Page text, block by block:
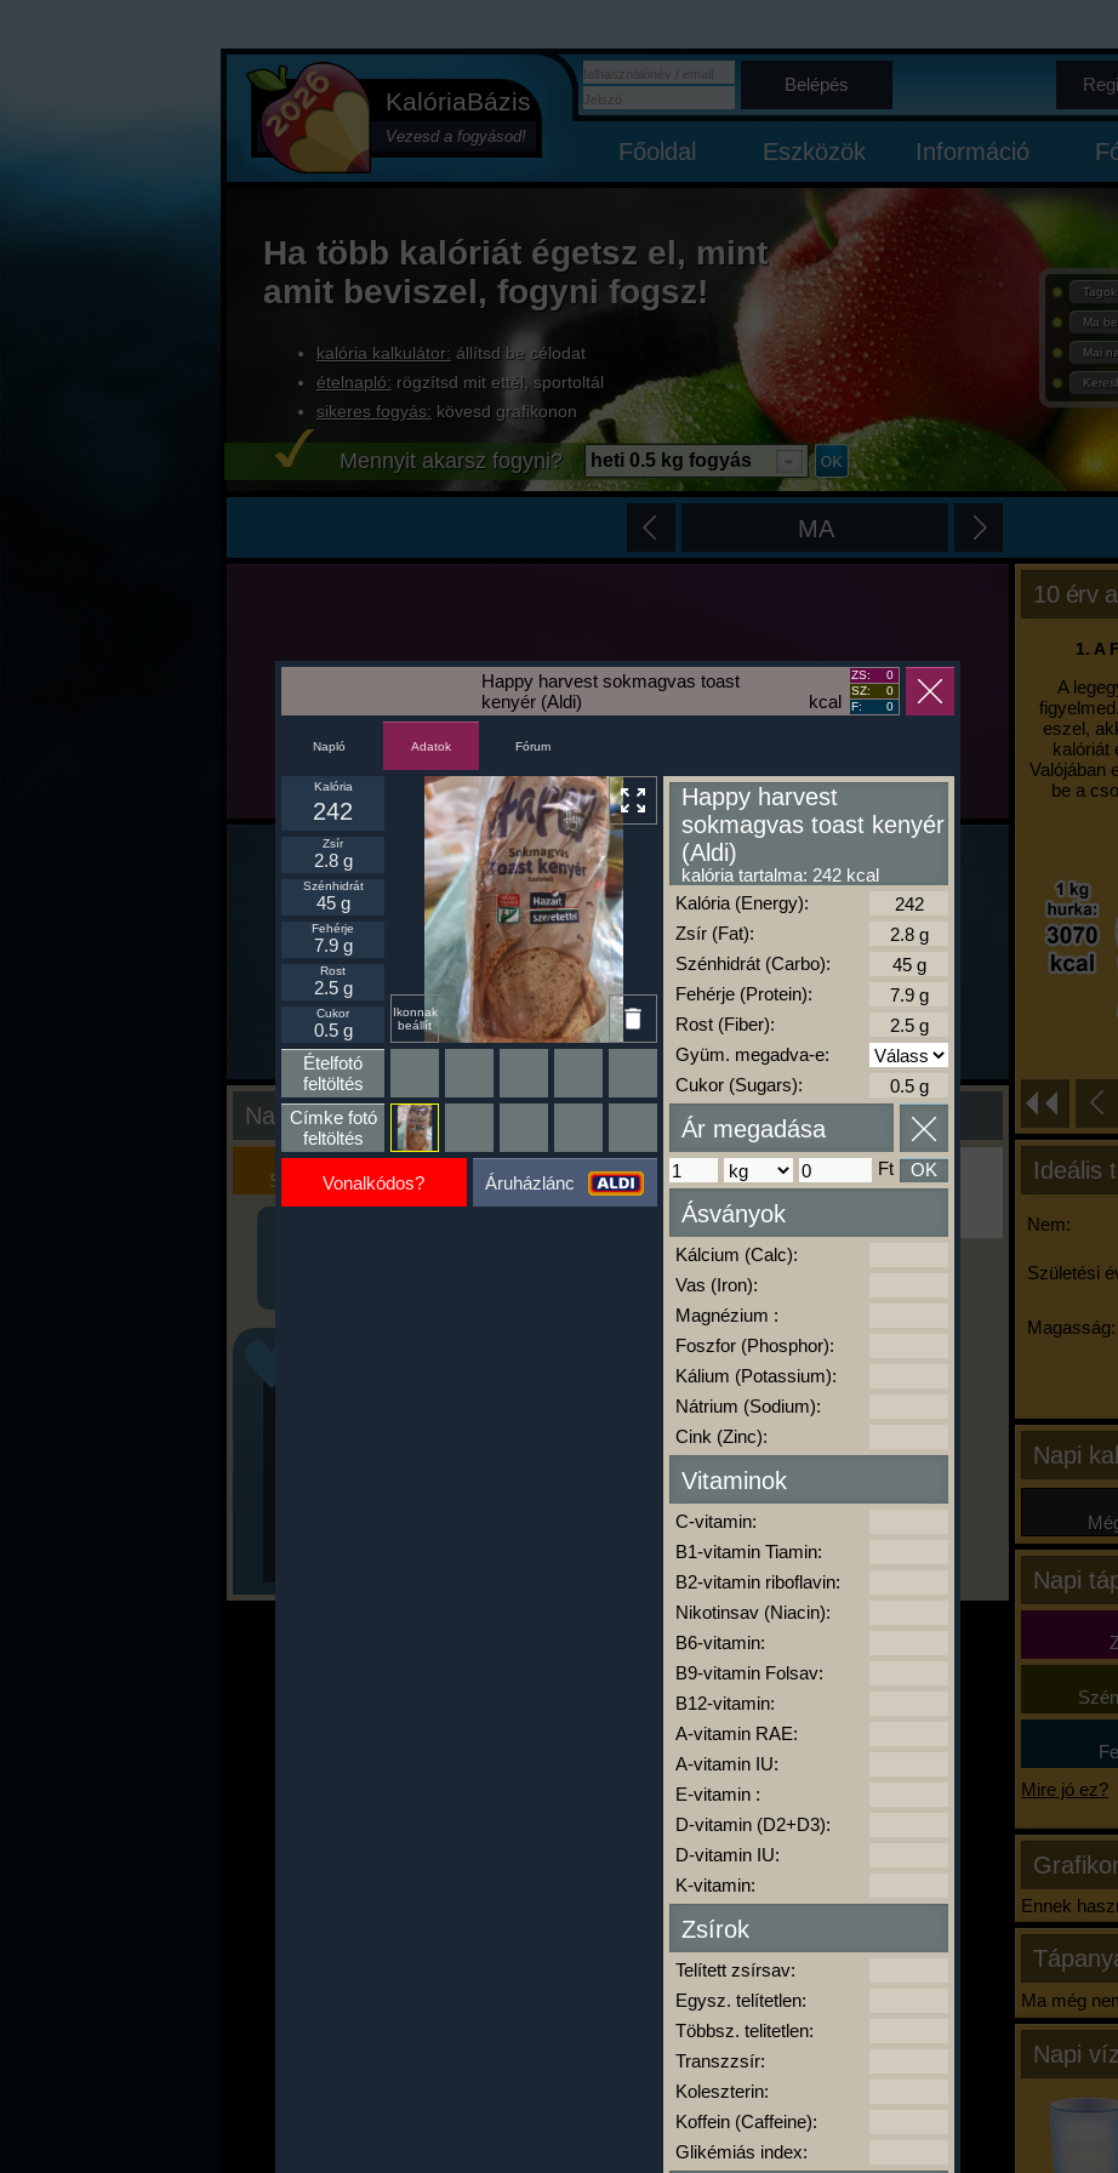
KalóriaBázis
Vezesd a fogyásod!
Belépés
Főoldal Eszközök Információ
Ha több kalóriát égetsz el, mint
amit beviszel, fogyni fogsz!
kalória kalkulátor: állítsd be célodat
ételnapló: rögzítsd mit ettél, sportoltál
sikeres fogyás: kövesd grafikonon
Ma
Mai
Mennyit akarsz fogyni? heti 0.5 kg fogyás
MA
10 érv
1. A
A
eszel,
kalóriát
Valójában
be a
Ideális
Nem:
Születési
Magasság:
Napi
Napi
Mire jó ez?
Ennek
Ma még
Napi
Nap kiértékelése
Kalória
Szimulátor
Szöveges
Értékelés
Ha ma már nem eszel/sportolsz többet,
kattints a kiértékelésre!
A Kalória Szimulátor Prémium funkció.
kalóriabázis.hu
kcal
Happy harvest sokmagvas toast
kenyér (Aldi)
ZS:
0
SZ:
0
F:
0
Napló Adatok Fórum
Ikonnak
beállít
Kalória
242
Zsír
2.8 g
Szénhidrát
45 g
Fehérje
7.9 g
Rost
2.5 g
Cukor
0.5 g
Ételfotó
feltöltés
Címke fotó
feltöltés
Vonalkódos? Áruházlánc
Happy harvest
sokmagvas toast kenyér
(Aldi)
kalória tartalma: 242 kcal
Kalória (Energy):
Zsír (Fat):
Szénhidrát (Carbo):
Fehérje (Protein):
Rost (Fiber):
Gyüm. megadva-e:
Cukor (Sugars):
Ár megadása
Ft OK
Ásványok
Kálcium (Calc):
Vas (Iron):
Magnézium :
Foszfor (Phosphor):
Kálium (Potassium):
Nátrium (Sodium):
Cink (Zinc):
Vitaminok
C-vitamin:
B1-vitamin Tiamin:
B2-vitamin riboflavin:
Nikotinsav (Niacin):
B6-vitamin:
B9-vitamin Folsav:
B12-vitamin:
A-vitamin RAE:
A-vitamin IU:
E-vitamin :
D-vitamin (D2+D3):
D-vitamin IU:
K-vitamin:
Zsírok
Telített zsírsav:
Egysz. telítetlen:
Többsz. telitetlen:
Transzzsír:
Koleszterin:
Koffein (Caffeine):
Glikémiás index: